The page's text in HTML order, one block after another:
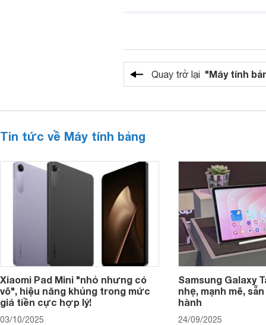
Quay trở lại "Máy tính
Tin tức về Máy tính bảng
Xiaomi Pad Mini "nhỏ nhưng có
võ", hiệu năng khủng trong mức
giá tiền cực hợp lý!
03/10/2025
Samsung Galaxy
nhẹ, mạnh mẽ,
hành
24/09/2025